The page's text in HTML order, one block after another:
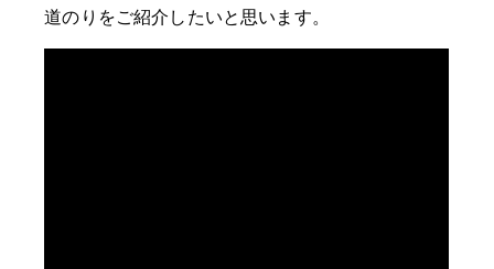
道のりをご紹介したいと思います。